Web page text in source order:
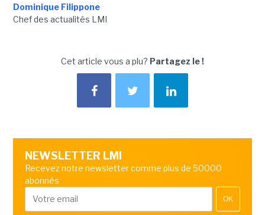
Dominique Filippone
Chef des actualités LMI
Cet article vous a plu? Partagez le !
NEWSLETTER LMI
Recevez notre newsletter comme plus de 50000
abonnés
OK